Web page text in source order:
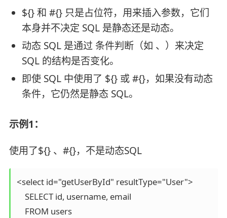
${} 和 #{} 只是占位符，用来插入参数，它们
本身并不决定 SQL 是静态还是动态。
动态 SQL 是通过 条件判断（如 、）来决定
SQL 的结构是否变化。
即使 SQL 中使用了 ${} 或 #{}，如果没有动态
条件，它仍然是静态 SQL。
示例1：
使用了${} 、#{}，不是动态SQL
<select id="getUserById" resultType="User">
    SELECT id, username, email
    FROM users